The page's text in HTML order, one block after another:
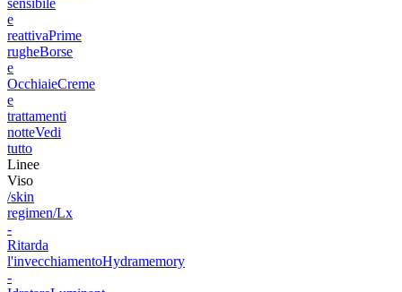
sensibile
e
reattivaPrime
rugheBorse
e
OcchiaieCreme
e
trattamenti
notteVedi
tutto
Linee
Viso
/skin
regimen/Lx
-
Ritarda
l'invecchiamentoHydramemory
-